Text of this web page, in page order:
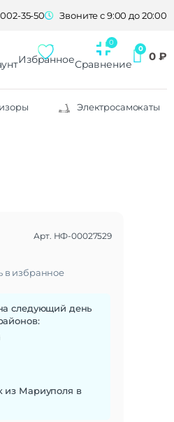
35-50 Звоните с 9:00 до 20:00
ИзбранноеСравнение
0 ₽
Электросамокаты
Арт. НФ-00027529
в избранное
следующий день
из Мариуполя в